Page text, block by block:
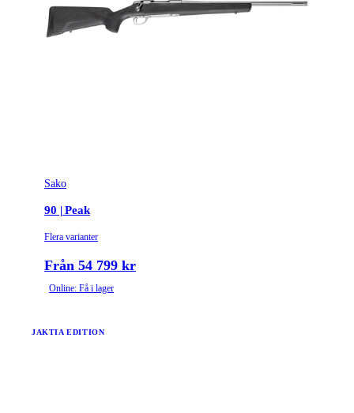
Sako
90 | Peak
Flera varianter
Från 54 799 kr
Online: Få i lager
JAKTIA EDITION